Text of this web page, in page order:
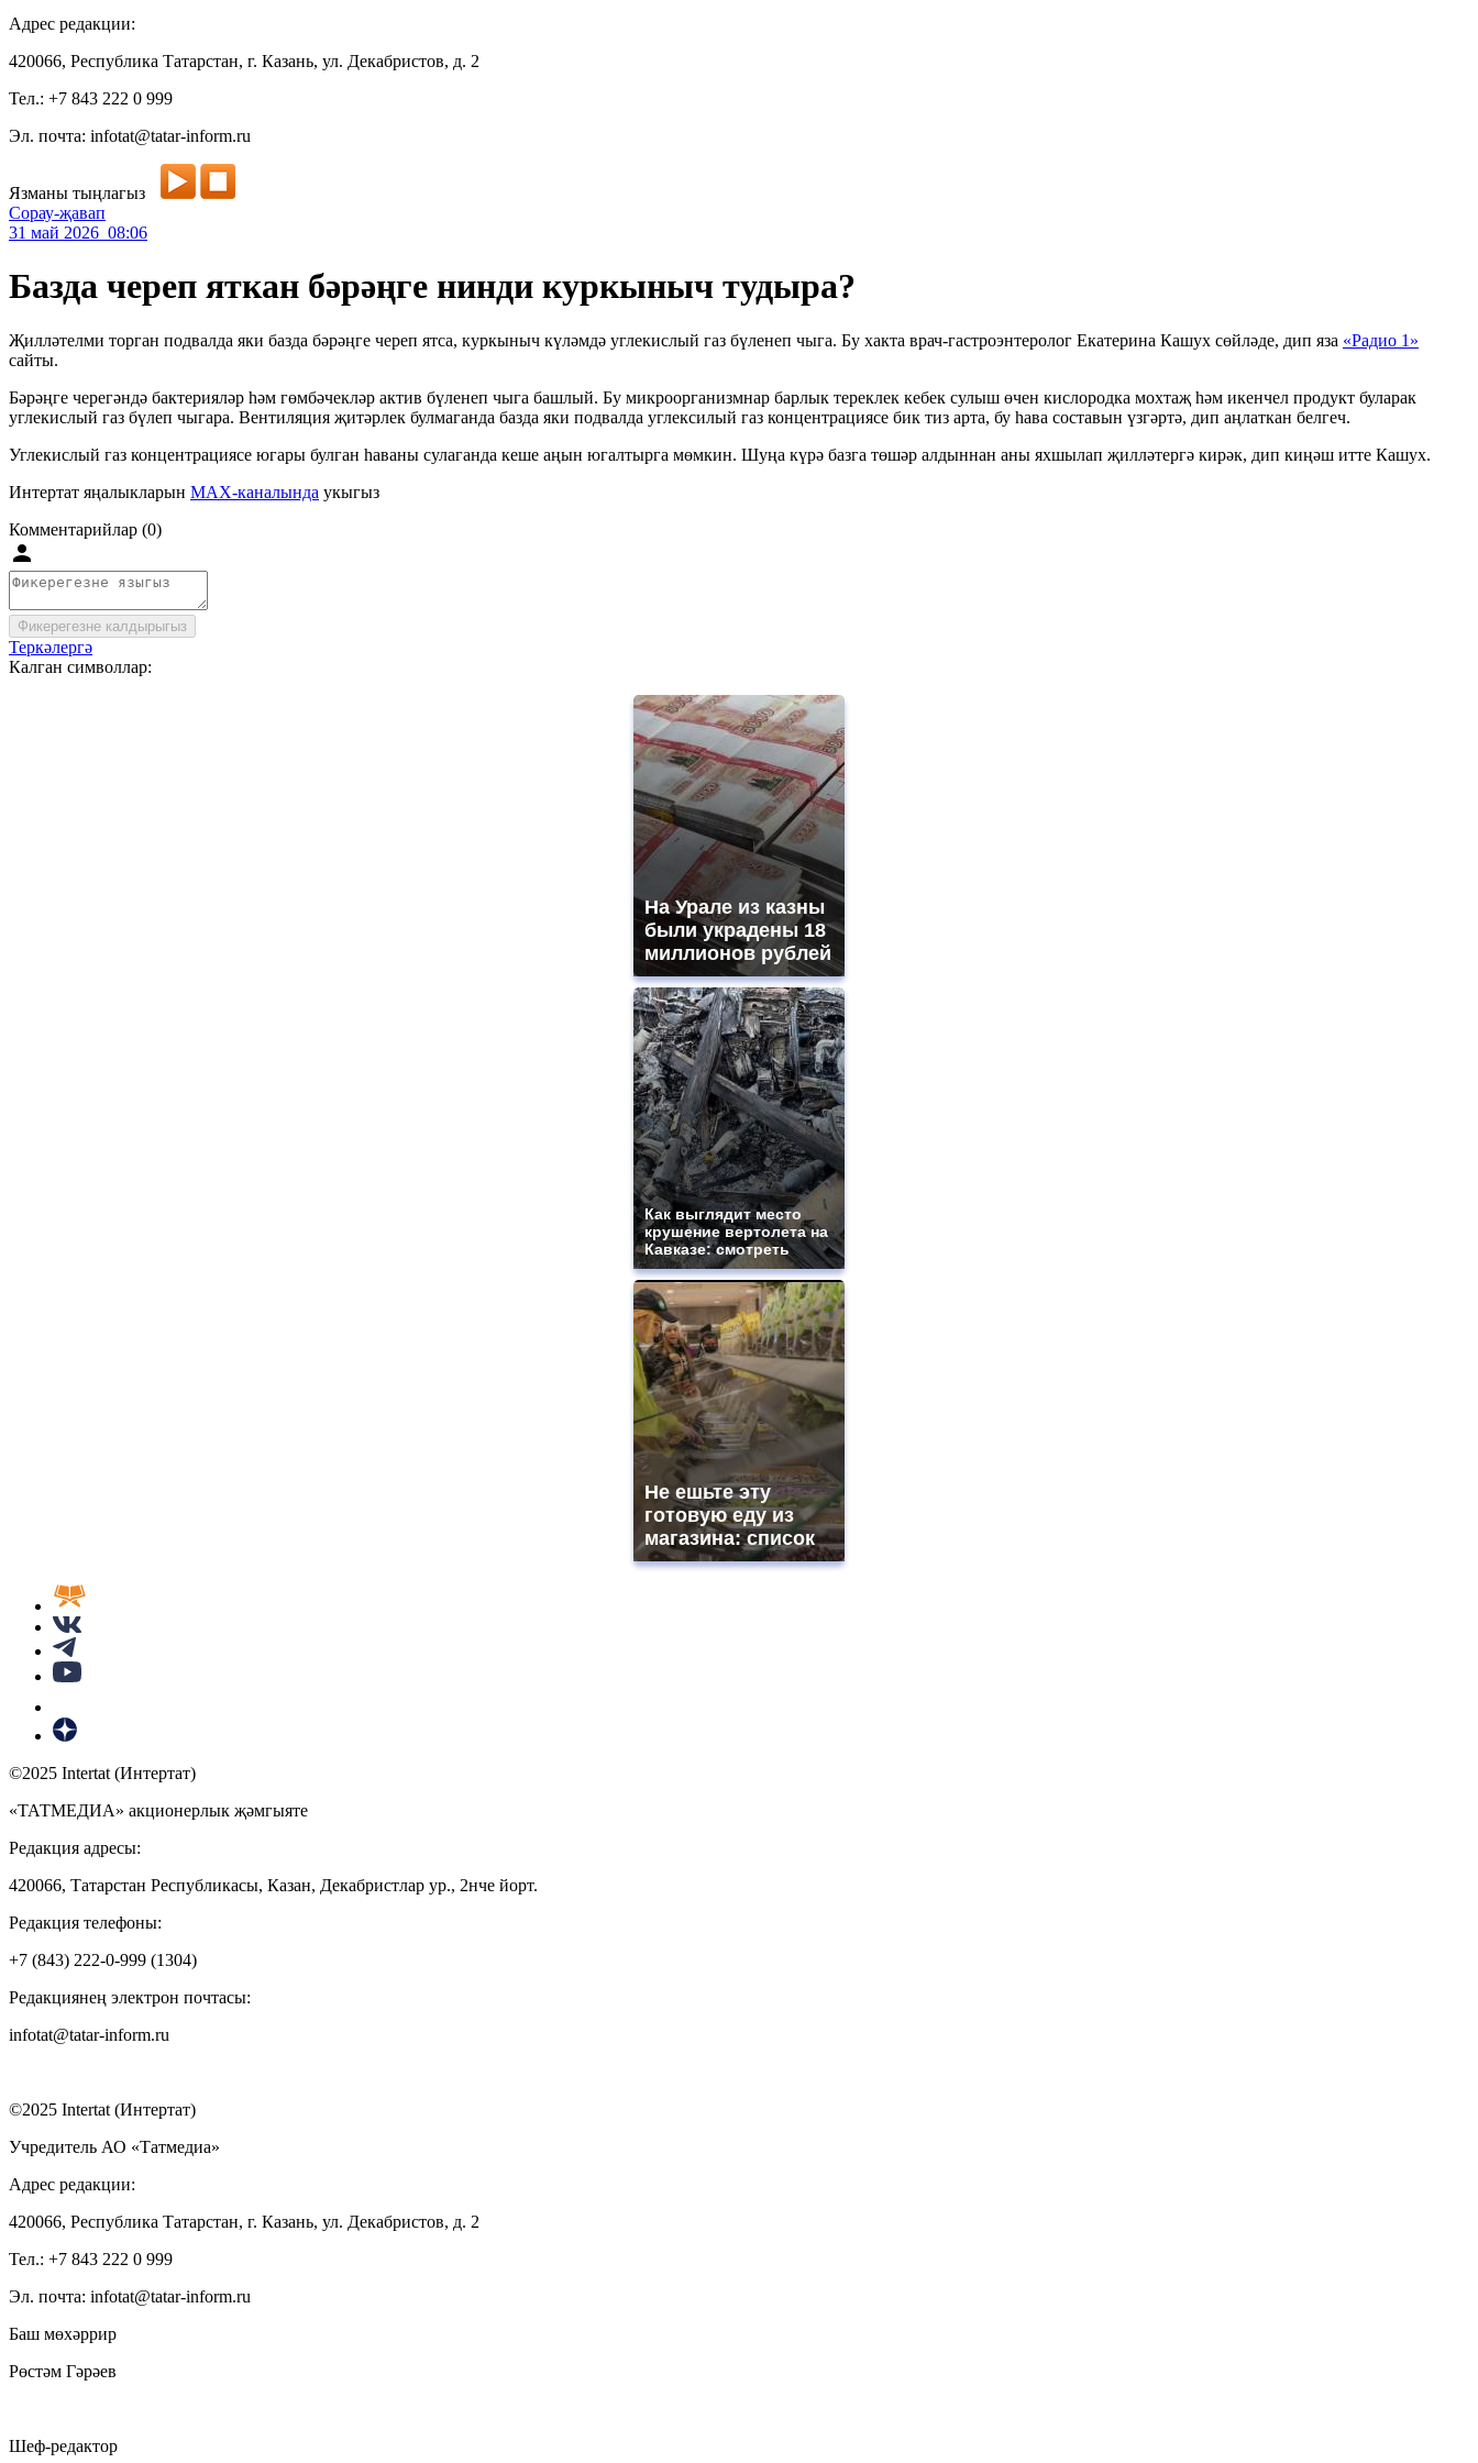
Адрес редакции:
420066, Республика Татарстан, г. Казань, ул. Декабристов, д. 2
Тел.: +7 843 222 0 999
Эл. почта: infotat@tatar-inform.ru
Язманы тыңлагыз
Сорау-җавап
31 май 2026 08:06
Базда череп яткан бәрәңге нинди куркыныч тудыра?
Җилләтелми торган подвалда яки базда бәрәңге череп ятса, куркыныч күләмдә углекислый газ бүленеп чыга. Бу хакта врач-гастроэнтеролог Екатерина Кашух сөйләде, дип яза «Радио 1»
сайты.
Бәрәңге черегәндә бактерияләр һәм гөмбәчекләр актив бүленеп чыга башлый. Бу микроорганизмнар барлык тереклек кебек сулыш өчен кислородка мохтаҗ һәм икенчел продукт буларак
углекислый газ бүлеп чыгара. Вентиляция җитәрлек булмаганда базда яки подвалда углексилый газ концентрациясе бик тиз арта, бу һава составын үзгәртә, дип аңлаткан белгеч.
Углекислый газ концентрациясе югары булган һаваны сулаганда кеше аңын югалтырга мөмкин. Шуңа күрә базга төшәр алдыннан аны яхшылап җилләтергә кирәк, дип киңәш итте Кашух.
Интертат яңалыкларын MAX-каналында укыгыз
Комментарийлар (0)
Фикерегезне калдырыгыз
Теркәлергә
Калган символлар:
На Урале из казны
были украдены 18
миллионов рублей
Как выглядит место
крушение вертолета на
Кавказе: смотреть
Не ешьте эту
готовую еду из
магазина: список
©2025 Intertat (Интертат)
«ТАТМЕДИА» акционерлык җәмгыяте
Редакция адресы:
420066, Татарстан Республикасы, Казан, Декабристлар ур., 2нче йорт.
Редакция телефоны:
+7 (843) 222-0-999 (1304)
Редакциянең электрон почтасы:
infotat@tatar-inform.ru
©2025 Intertat (Интертат)
Учредитель АО «Татмедиа»
Адрес редакции:
420066, Республика Татарстан, г. Казань, ул. Декабристов, д. 2
Тел.: +7 843 222 0 999
Эл. почта: infotat@tatar-inform.ru
Баш мөхәррир
Рөстәм Гәрәев
Шеф-редактор